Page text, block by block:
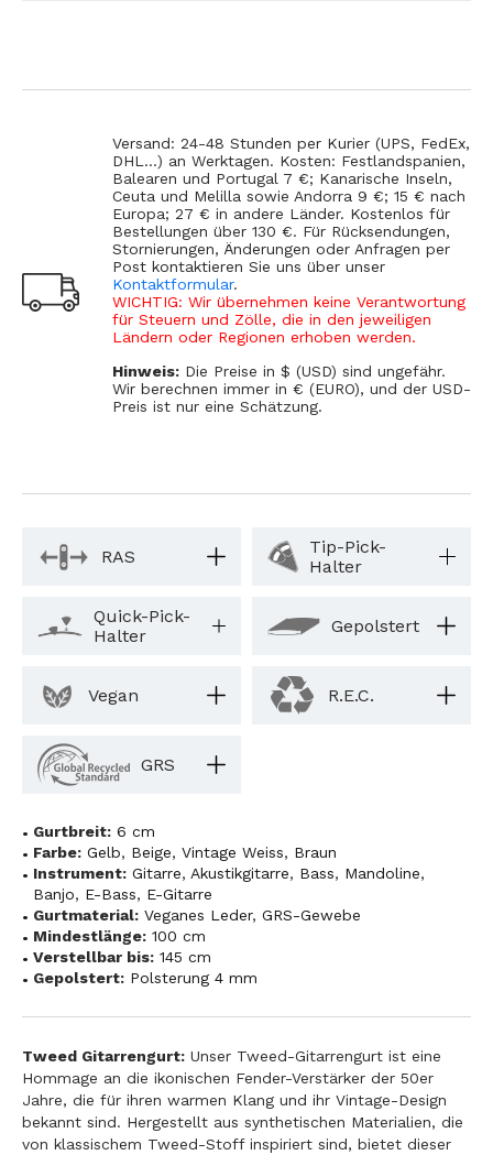
Versand: 24-48 Stunden per Kurier (UPS, FedEx,
DHL...) an Werktagen. Kosten: Festlandspanien,
Balearen und Portugal 7 €; Kanarische Inseln,
Ceuta und Melilla sowie Andorra 9 €; 15 € nach
Europa; 27 € in andere Länder. Kostenlos für
Bestellungen über 130 €. Für Rücksendungen,
Stornierungen, Änderungen oder Anfragen per
Post kontaktieren Sie uns über unser
Kontaktformular.
WICHTIG: Wir übernehmen keine Verantwortung
für Steuern und Zölle, die in den jeweiligen
Ländern oder Regionen erhoben werden.
Hinweis: Die Preise in $ (USD) sind ungefähr.
Wir berechnen immer in € (EURO), und der USD-
Preis ist nur eine Schätzung.
RAS
Tip-Pick-
Halter
Quick-Pick-
Halter
Gepolstert
Vegan R.E.C.
GRS
Gurtbreit: 6 cm
Farbe: Gelb, Beige, Vintage Weiss, Braun
Instrument: Gitarre, Akustikgitarre, Bass, Mandoline,
Banjo, E-Bass, E-Gitarre
Gurtmaterial: Veganes Leder, GRS-Gewebe
Mindestlänge: 100 cm
Verstellbar bis: 145 cm
Gepolstert: Polsterung 4 mm
Tweed Gitarrengurt: Unser Tweed-Gitarrengurt ist eine
Hommage an die ikonischen Fender-Verstärker der 50er
Jahre, die für ihren warmen Klang und ihr Vintage-Design
bekannt sind. Hergestellt aus synthetischen Materialien, die
von klassischem Tweed-Stoff inspiriert sind, bietet dieser